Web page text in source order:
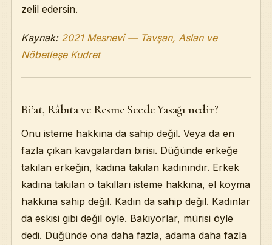
zelil edersin.
Kaynak: 2021 Mesnevî — Tavşan, Aslan ve
Nöbetleşe Kudret
Bi’at, Râbıta ve Resme Secde Yasağı nedir?
Onu isteme hakkına da sahip değil. Veya da en
fazla çıkan kavgalardan birisi. Düğünde erkeğe
takılan erkeğin, kadına takılan kadınındır. Erkek
kadına takılan o takılları isteme hakkına, el koyma
hakkına sahip değil. Kadın da sahip değil. Kadınlar
da eskisi gibi değil öyle. Bakıyorlar, mürisi öyle
dedi. Düğünde ona daha fazla, adama daha fazla